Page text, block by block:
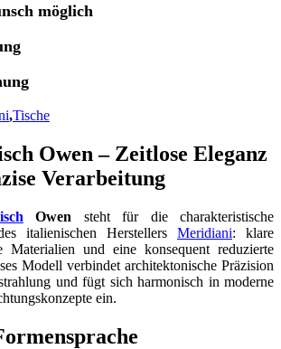
möglich
,Tische
Owen – Zeitlose Eleganz
Verarbeitung
Owen steht für die charakteristische
italienischen Herstellers Meridiani: klare
Materialien und eine konsequent reduzierte
Modell verbindet architektonische Präzision
und fügt sich harmonisch in moderne
ein.